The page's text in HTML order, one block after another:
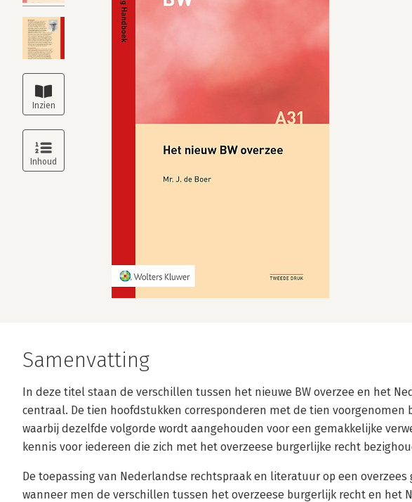
Samenvatting
In deze titel staan de verschillen tussen het nieuwe BW overzee en het
centraal. De tien hoofdstukken corresponderen met de tien voorgenomen
waarbij dezelfde volgorde wordt aangehouden voor een gemakkelijke
kennis voor iedereen die zich met het overzeese burgerlijke recht
De toepassing van Nederlandse rechtspraak en literatuur op een overzees
wanneer men de verschillen tussen het overzeese burgerlijk recht en het